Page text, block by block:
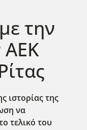
την
ΑΕΚ
ιστορίας της
να
τελικό του